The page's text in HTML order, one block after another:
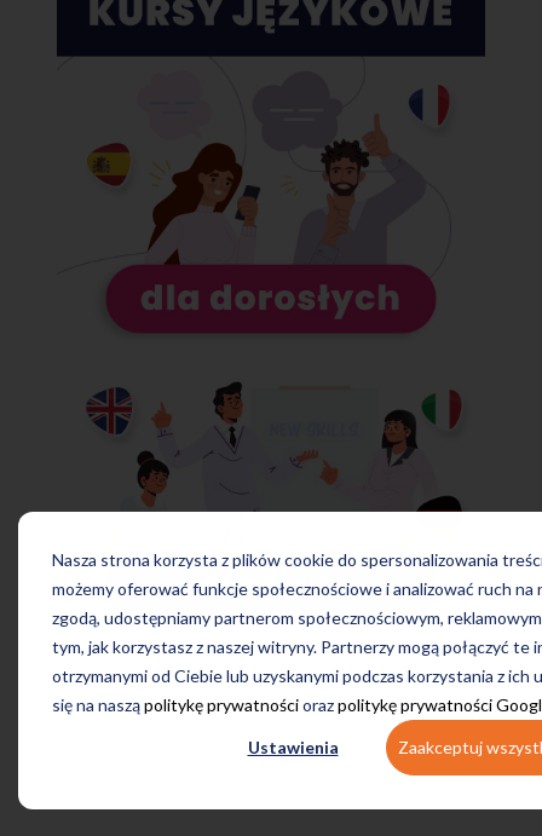
Nasza strona korzysta z plików cookie do spersonalizowania
możemy oferować funkcje społecznościowe i analizować ruch na
zgodą, udostępniamy partnerom społecznościowym,
tym, jak korzystasz z naszej witryny. Partnerzy mogą połączyć te
otrzymanymi od Ciebie lub uzyskanymi podczas korzystania z ich
się na nasząpolitykę prywatnościorazpolitykę prywatności
Ustawienia Zaakceptuj